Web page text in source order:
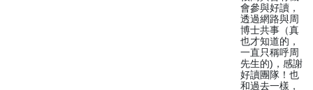
會參與好讀，
透過網路與周
博士共事（真
也才知道的，
一直只稱呼周
先生的)，感謝
好讀團隊！也
和過去一樣，